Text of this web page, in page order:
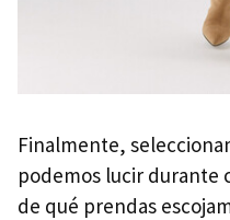
Finalmente,
podemos lucir durante
de qué prendas